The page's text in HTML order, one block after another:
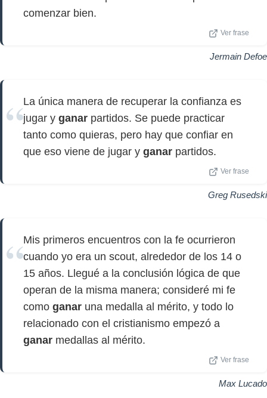
comenzar bien.
Ver frase
Jermain Defoe
La única manera de recuperar la confianza es
jugar y ganar partidos. Se puede practicar
tanto como quieras, pero hay que confiar en
que eso viene de jugar y ganar partidos.
Ver frase
Greg Rusedski
Mis primeros encuentros con la fe ocurrieron
cuando yo era un scout, alrededor de los 14 o
15 años. Llegué a la conclusión lógica de que
operan de la misma manera; consideré mi fe
como ganar una medalla al mérito, y todo lo
relacionado con el cristianismo empezó a
ganar medallas al mérito.
Ver frase
Max Lucado